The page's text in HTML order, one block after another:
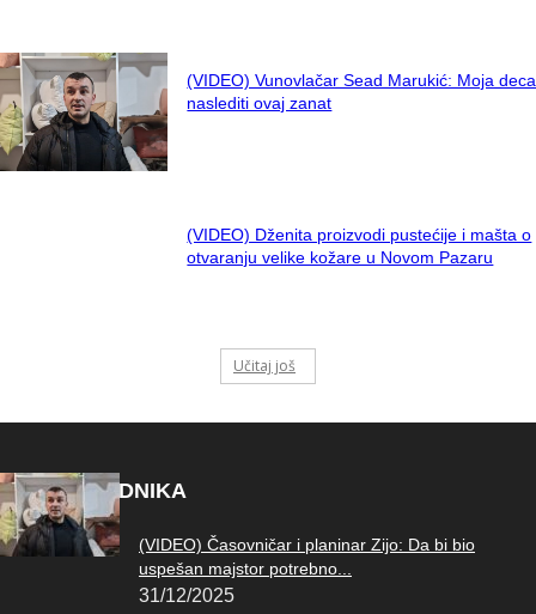
(VIDEO) Vunovlačar Sead Marukić: Moja
naslediti ovaj zanat
(VIDEO) Dženita proizvodi pustećije i mašta o
otvaranju velike kožare u Novom Pazaru
Učitaj još
IZBOR UREDNIKA
(VIDEO) Časovničar i planinar Zijo: Da bi bio
uspešan majstor potrebno...
31/12/2025